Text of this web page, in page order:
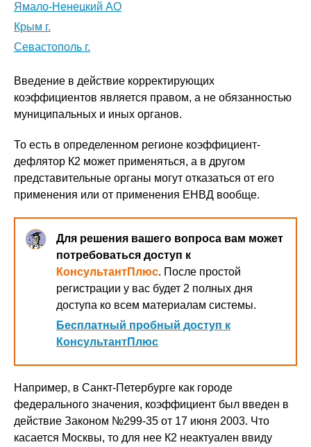
Ямало-Ненецкий AO
Крым г.
Севастополь г.
Введение в действие корректирующих
коэффициентов является правом, а не обязанностью
муниципальных и иных органов.
То есть в определенном регионе коэффициент-
дефлятор К2 может применяться, а в другом
представительные органы могут отказаться от его
применения или от применения ЕНВД вообще.
Для решения вашего вопроса вам может
потребоваться доступ к
КонсультантПлюс. После простой
регистрации у вас будет 2 полных дня
доступа ко всем материалам системы.
Бесплатный пробный доступ к
КонсультантПлюс
Например, в Санкт-Петербурге как городе
федерального значения, коэффициент был введен в
действие Законом №299-35 от 17 июня 2003. Что
касается Москвы, то для нее К2 неактуален ввиду